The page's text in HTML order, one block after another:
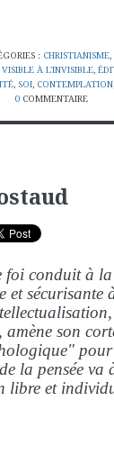
: CHRISTIANISME,
À L'INVISIBLE,
, SOI, CONTEMPLATION,
0 COMMENTAIRE
foi conduit à
et sécurisante
amène son
pour
la pensée va
libre et